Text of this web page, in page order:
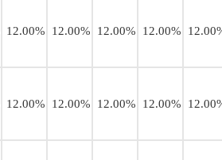
12.00% 12.00% 12.00% 12.00%
12.00% 12.00% 12.00% 12.00%